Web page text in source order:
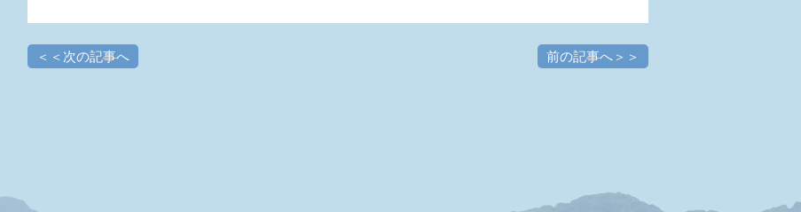
前の記事へ＞＞
＜＜次の記事へ